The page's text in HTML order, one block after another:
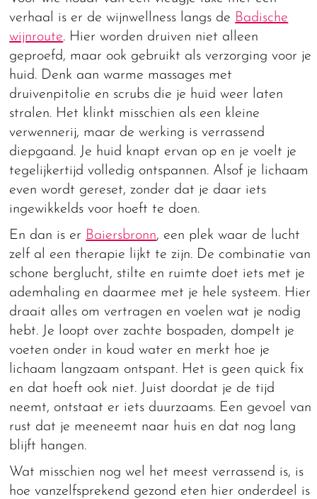
verhaal is er de wijnwellness langs de Badische
wijnroute. Hier worden druiven niet alleen
geproefd, maar ook gebruikt als verzorging voor je
huid. Denk aan warme massages met
druivenpitolie en scrubs die je huid weer laten
stralen. Het klinkt misschien als een kleine
verwennerij, maar de werking is verrassend
diepgaand. Je huid knapt ervan op en je voelt je
tegelijkertijd volledig ontspannen. Alsof je lichaam
even wordt gereset, zonder dat je daar iets
ingewikkelds voor hoeft te doen.
En dan is er Baiersbronn, een plek waar de lucht
zelf al een therapie lijkt te zijn. De combinatie van
schone berglucht, stilte en ruimte doet iets met je
ademhaling en daarmee met je hele systeem. Hier
draait alles om vertragen en voelen wat je nodig
hebt. Je loopt over zachte bospaden, dompelt je
voeten onder in koud water en merkt hoe je
lichaam langzaam ontspant. Het is geen quick fix
en dat hoeft ook niet. Juist doordat je de tijd
neemt, ontstaat er iets duurzaams. Een gevoel van
rust dat je meeneemt naar huis en dat nog lang
blijft hangen.
Wat misschien nog wel het meest verrassend is, is
hoe vanzelfsprekend gezond eten hier onderdeel is